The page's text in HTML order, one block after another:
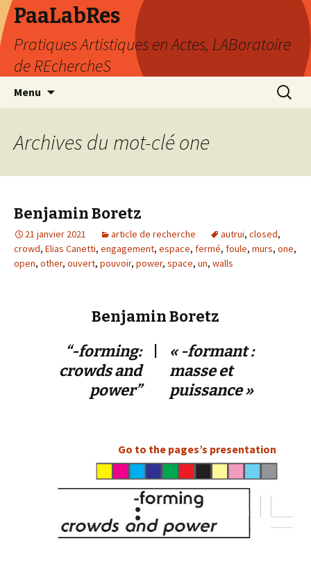
PaaLabRes
Pratiques Artistiques en Actes, LABoratoire
de REchercheS
Menu
principal
Archives du mot-clé one
Benjamin Boretz
21 janvier 2021 article de recherche autrui, closed,
crowd, Elias Canetti, engagement, espace, fermé, foule, murs, one,
open, other, ouvert, pouvoir, power, space, un, walls
Benjamin Boretz
“-forming:
crowds and
power”
« -formant :
masse et
puissance »
Go to the pages’s presentation